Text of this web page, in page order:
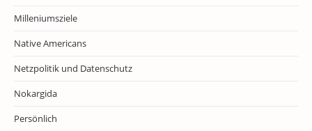
Milleniumsziele
Native Americans
Netzpolitik und Datenschutz
Nokargida
Persönlich